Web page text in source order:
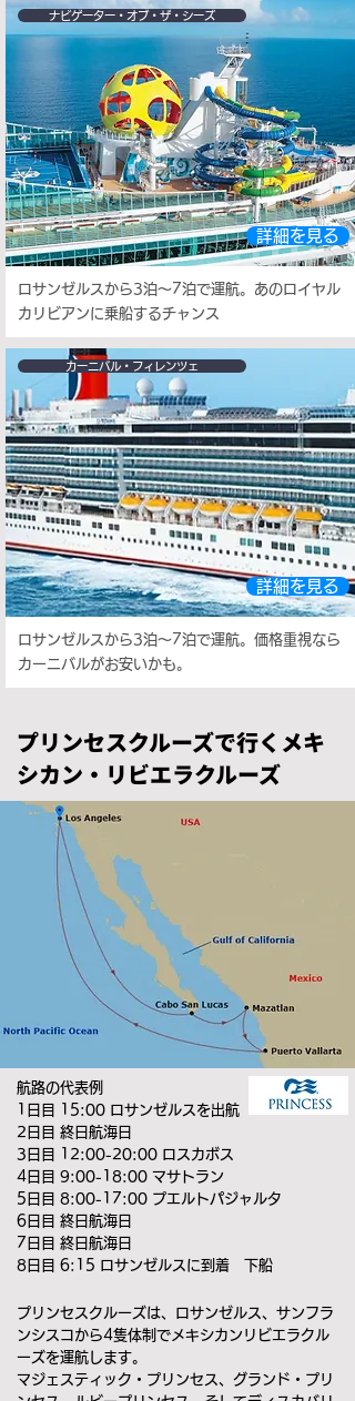
詳細を見る
ナビゲーター・オブ・ザ・シーズ
ロサンゼルスから3泊～7泊で運航。あのロイヤル
カリビアンに乗船するチャンス
詳細を見る
カーニバル・フィレンツェ
ロサンゼルスから3泊～7泊で運航。価格重視なら
カーニバルがお安いかも。
プリンセスクルーズで行くメキ
シカン・リビエラクルーズ
航路の代表例
1日目 15:00 ロサンゼルスを出航
2日目 終日航海日
3日目 12:00-20:00 ロスカボス
4日目 9:00-18:00 マサトラン
5日目 8:00-17:00 プエルトパジャルタ
6日目 終日航海日
7日目 終日航海日
8日目 6:15 ロサンゼルスに到着 下船
プリンセスクルーズは、ロサンゼルス、サンフラ
ンシスコから4隻体制でメキシカンリビエラクル
ーズを運航します。
マジェスティック・プリンセス、グランド・プリ